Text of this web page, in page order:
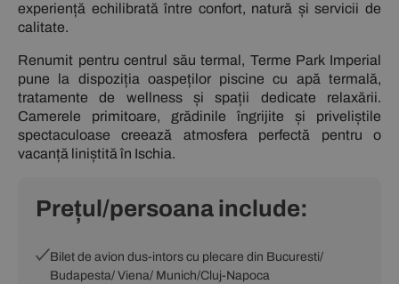
experiență echilibrată între confort, natură și servicii de
calitate.
Renumit pentru centrul său termal, Terme Park Imperial
pune la dispoziția oaspeților piscine cu apă termală,
tratamente de wellness și spații dedicate relaxării.
Camerele primitoare, grădinile îngrijite și priveliștile
spectaculoase creează atmosfera perfectă pentru o
vacanță liniștită în Ischia.
Prețul/persoana include:
Bilet de avion dus-intors cu plecare din Bucuresti/
Budapesta/ Viena/ Munich/Cluj-Napoca